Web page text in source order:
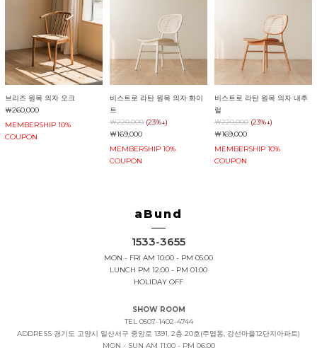
브리즈 원목 의자 오크
￦260,000
MEMBERSHIP 10%
COUPON
비스트로 라탄 원목 의자 화이
트
￦220,000 (23%↓)
￦169,000
MEMBERSHIP 10%
COUPON
비스트로 라탄 원목 의자 내추
럴
￦220,000 (23%↓)
￦169,000
MEMBERSHIP 10%
COUPON
aBund
1533-3655
MON - FRI AM 10:00 - PM 05:00
LUNCH PM 12:00 - PM 01:00
HOLIDAY OFF
SHOW ROOM
TEL 0507-1402-4744
ADDRESS 경기도 고양시 일산서구 중앙로 1391, 2층 20호(주엽동, 강선마을12단지아파트)
MON - SUN AM 11:00 - PM 06:00